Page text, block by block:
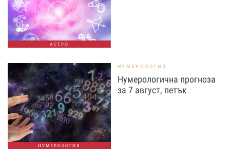
АСТРО
НУМЕРОЛОГИЯ
НУМЕРОЛОГИЯ
Нумерологична прогноза
за 7 август, петък